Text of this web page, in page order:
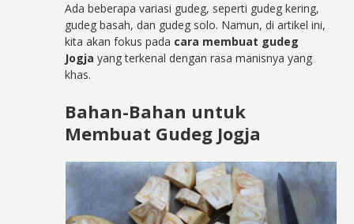
Ada beberapa variasi gudeg, seperti gudeg kering,
gudeg basah, dan gudeg solo. Namun, di artikel ini,
kita akan fokus pada cara membuat gudeg
Jogja yang terkenal dengan rasa manisnya yang
khas.
Bahan-Bahan untuk
Membuat Gudeg Jogja